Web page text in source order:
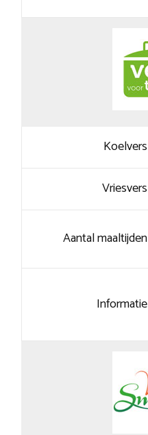
Koelvers
Vriesvers
Aantal maaltijden
Informatie